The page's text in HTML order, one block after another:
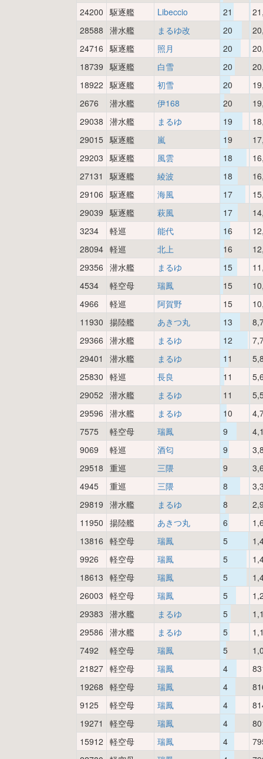
24200 駆逐艦 Libeccio 21
28588 潜水艦 まるゆ改 20
24716 駆逐艦 照月 20
18739 駆逐艦 白雪 20
18922 駆逐艦 初雪 20
2676
潜水艦 伊168 20
29038 潜水艦 まるゆ 19
29015 駆逐艦 嵐 19
29203 駆逐艦 風雲 18
27131
駆逐艦 綾波 18
29106 駆逐艦 海風 17
29039 駆逐艦 萩風 17
3234
軽巡 能代 16
28094 軽巡 北上 16
29356 潜水艦 まるゆ 15
4534
軽空母 瑞鳳 15
4966
軽巡 阿賀野 15
11930 揚陸艦 あきつ丸 13
29366 潜水艦 まるゆ 12
29401
潜水艦 まるゆ 11
25830 軽巡 長良 11
29052 潜水艦 まるゆ 11
29596 潜水艦 まるゆ 10
7575
軽空母 瑞鳳 9
9069
軽巡 酒匂 9
29518 重巡 三隈 9
4945
重巡 三隈 8
29819 潜水艦 まるゆ 8
11950 揚陸艦 あきつ丸 6
13816 軽空母 瑞鳳 5
9926
軽空母 瑞鳳 5
18613 軽空母 瑞鳳 5
26003 軽空母 瑞鳳 5
29383 潜水艦 まるゆ 5
29586 潜水艦 まるゆ 5
7492
軽空母 瑞鳳 5
21827 軽空母 瑞鳳 4
19268 軽空母 瑞鳳 4
9125
軽空母 瑞鳳 4
19271
軽空母 瑞鳳 4
15912 軽空母 瑞鳳 4